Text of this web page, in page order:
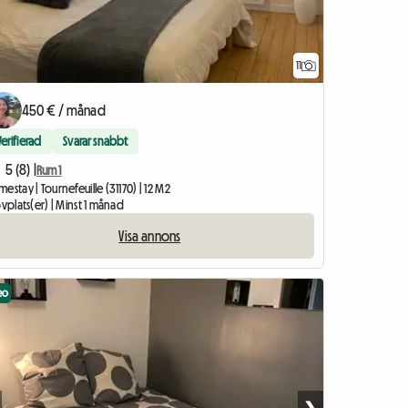
11
450 € / månad
Svarar snabbt
5 (8) |
Rum 1
| Tournefeuille (31170) | 12 M2
| Minst 1 månad
Visa annons